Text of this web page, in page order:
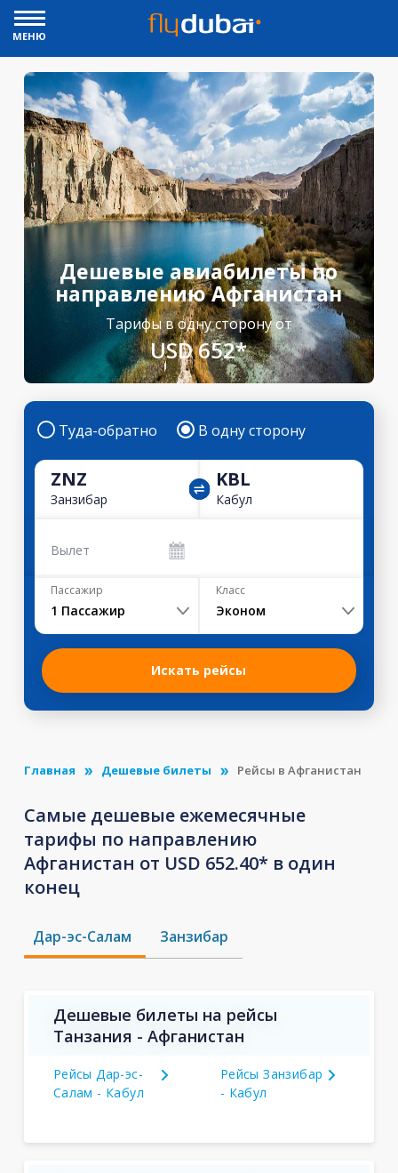
МЕНЮ
Дешевые авиабилеты по
направлению Афганистан
Тарифы в одну сторону от
USD 652*
Туда-обратно В одну сторону
ZNZ
Занзибар
KBL
Кабул
Вылет
Пассажир
1 Пассажир
Класс
Эконом
Искать рейсы
Главная Дешевые билеты Рейсы в Афганистан
Самые дешевые ежемесячные
тарифы по направлению
Афганистан от USD 652.40* в один
конец
Дар-эс-Салам Занзибар
Дешевые билеты на рейсы
Танзания - Афганистан
Рейсы Дар-эс-
Салам - Кабул
Рейсы Занзибар
- Кабул